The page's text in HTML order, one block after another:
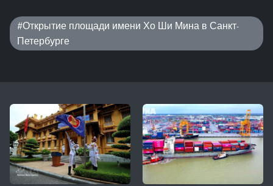
#Открытие площади имени Хо Ши Мина в Санкт-
Петербурге